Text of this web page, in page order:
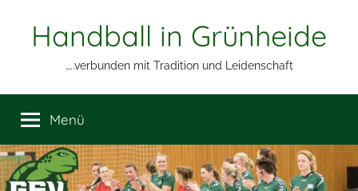
Handball in Grünheide
…..verbunden mit Tradition und Leidenschaft
Menü